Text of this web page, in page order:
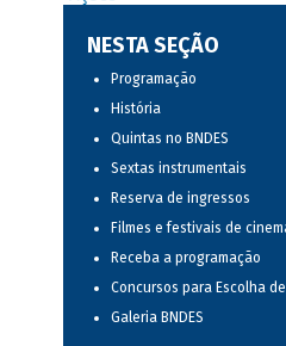
NESTA SEÇÃO
Programação
História
Quintas no BNDES
Sextas instrumentais
Reserva de ingressos
Filmes e festivais de
Receba a programação
Concursos para Escolha
Galeria BNDES